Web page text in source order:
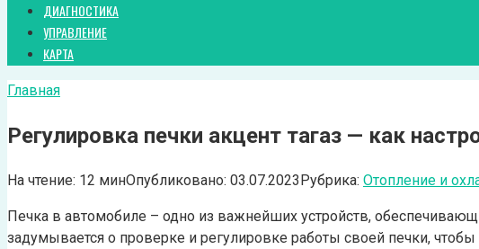
ДИАГНОСТИКА
УПРАВЛЕНИЕ
КАРТА
Главная
Регулировка печки акцент тагаз — как
На чтение: 12 минОпубликовано: 03.07.2023Рубрика: Отопление и
Печка в автомобиле – одно из важнейших устройств,
задумывается о проверке и регулировке работы своей печки,